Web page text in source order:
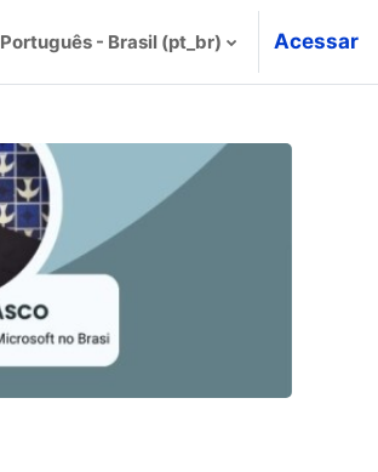
Português - Brasil ‎(pt_br)‎ Acessar